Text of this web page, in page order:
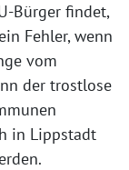
Bürger findet,
Fehler, wenn
vom
der trostlose
in Lippstadt